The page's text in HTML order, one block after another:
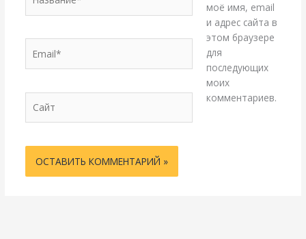
моё имя, email
и адрес сайта в
этом браузере
для
последующих
моих
комментариев.